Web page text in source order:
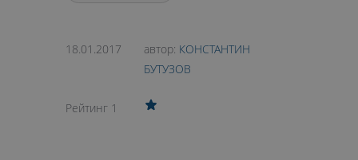
18.01.2017 автор: КОНСТАНТИН
БУТУЗОВ
Рейтинг 1